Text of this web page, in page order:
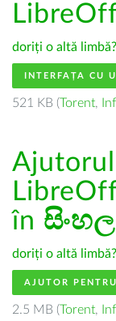
doriți o altă limbă?
INTERFAȚA CU
521 KB (Torent,
în සිංහල
doriți o altă limbă?
AJUTOR
2.5 MB (Torent,